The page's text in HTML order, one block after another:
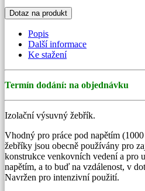
Dotaz na produkt
Popis
Další informace
Ke stažení
Termín dodání: na objednávku
Izolační výsuvný žebřík.
Vhodný pro práce pod napětím
žebříky jsou obecně používány pro
konstrukce venkovních vedení a pro
napětím, a to buď na vzdálenost, v
Navržen pro intenzivní použití.